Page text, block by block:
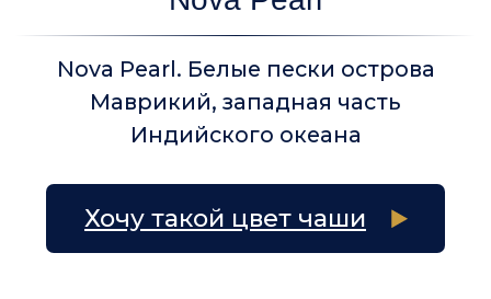
+7 (812) 748-28-55
Работаем ежедневно
с 9:00 до 21:00